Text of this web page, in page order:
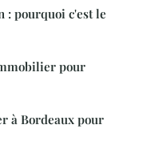
: pourquoi c'est le
pour
à Bordeaux pour